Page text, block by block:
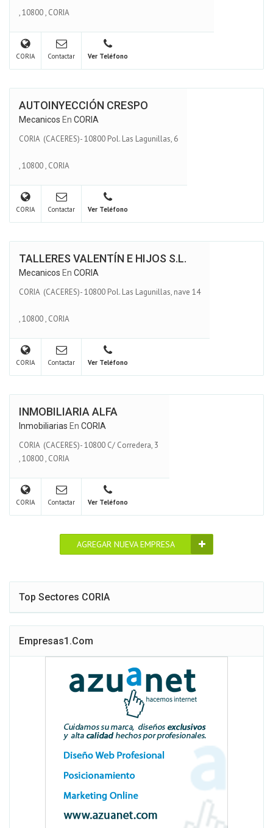
,10800, CORIA
CORIA Contactar Ver Teléfono
AUTOINYECCIÓN CRESPO
Mecanicos En CORIA
CORIA (CACERES)- 10800 Pol. Las Lagunillas, 6
,10800, CORIA
CORIA Contactar Ver Teléfono
TALLERES VALENTÍN E HIJOS S.L.
Mecanicos En CORIA
CORIA (CACERES)- 10800 Pol. Las Lagunillas, nave 14
,10800, CORIA
CORIA Contactar Ver Teléfono
INMOBILIARIA ALFA
Inmobiliarias En CORIA
CORIA (CACERES)- 10800 C/ Corredera, 3
,10800, CORIA
CORIA Contactar Ver Teléfono
AGREGAR NUEVA EMPRESA
Top Sectores CORIA
Empresas1.com